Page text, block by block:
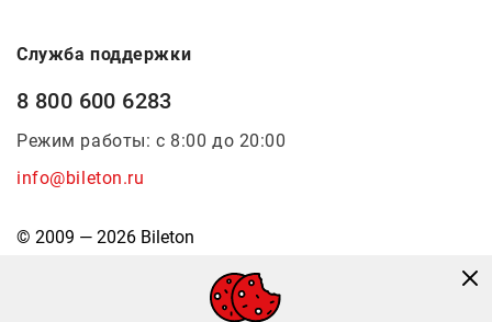
Служба поддержки
8 800 600 6283
Режим работы: с 8:00 до 20:00
info@bileton.ru
© 2009 — 2026 Bileton